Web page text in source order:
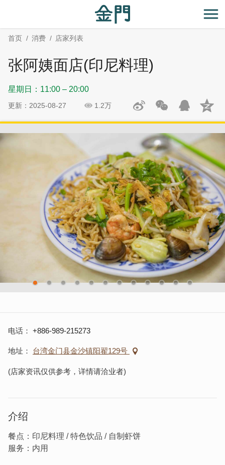
主
开
首页 消费 店家列表
张阿姨面店(印尼料理)
星期日：11:00 – 20:00
更新：2025-08-27 1.2万
社
电话 +886-989-215273
地址 台湾金门县金沙镇阳翟129号
(店家资讯仅供参考，详情请洽业者)
介绍
餐点：印尼料理 / 特色饮品 / 自制虾饼
服务：内用